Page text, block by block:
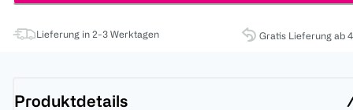
Lieferung in 2-3 Werktagen Gratis Lieferung ab
Produktdetails